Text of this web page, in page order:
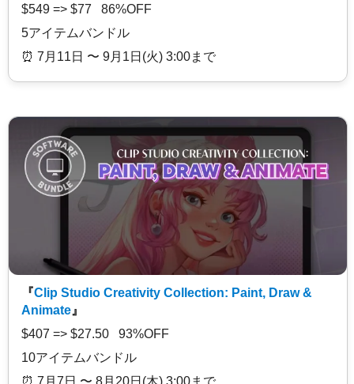
$549 => $77 86%OFF
5アイテムバンドル
⏰️ 7月11日 〜 9月1日(火) 3:00まで
『Clip Studio Creativity Collection: Paint, Draw &
Animate 』
$407 => $27.50 93%OFF
10アイテムバンドル
⏰️ 7月7日 〜 8月20日(木) 3:00まで